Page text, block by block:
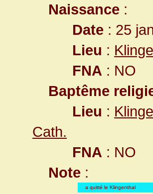
Naissance :
Date : 25
Lieu :
FNA : NO
Baptême
Lieu :
Cath.
FNA : NO
Note :
a quitté le Klingenthal